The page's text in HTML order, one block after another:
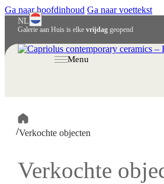
Ga naar hoofdinhoud Ga naar voettekst
Galerie aan Huis is elke vrijdaggeopend
NL
Deutsch
Menu
/Verkochte objecten
Verkochte